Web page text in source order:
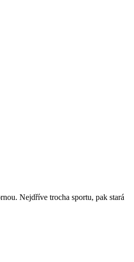
Nejdříve trocha sportu, pak stará